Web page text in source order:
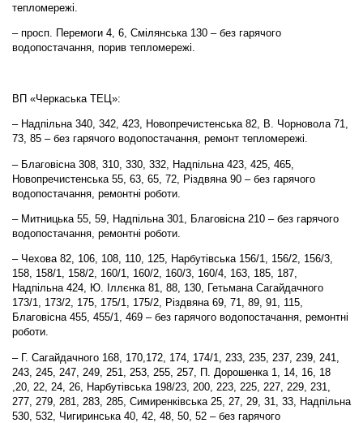
тепломережі.
– просп. Перемоги 4, 6, Смілянська 130 – без гарячого
водопостачання, порив тепломережі.
ВП «Черкаська ТЕЦ»:
– Надпільна 340, 342, 423, Новопречистенська 82, В. Чорновола 71,
73, 85 – без гарячого водопостачання, ремонт тепломережі.
– Благовісна 308, 310, 330, 332, Надпільна 423, 425, 465,
Новопречистенська 55, 63, 65, 72, Різдвяна 90 – без гарячого
водопостачання, ремонтні роботи.
– Митницька 55, 59, Надпільна 301, Благовісна 210 – без гарячого
водопостачання, ремонтні роботи.
– Чехова 82, 106, 108, 110, 125, Нарбутівська 156/1, 156/2, 156/3,
158, 158/1, 158/2, 160/1, 160/2, 160/3, 160/4, 163, 185, 187,
Надпільна 424, Ю. Іллєнка 81, 88, 130, Гетьмана Сагайдачного
173/1, 173/2, 175, 175/1, 175/2, Різдвяна 69, 71, 89, 91, 115,
Благовісна 455, 455/1, 469 – без гарячого водопостачання, ремонтні
роботи.
– Г. Сагайдачного 168, 170,172, 174, 174/1, 233, 235, 237, 239, 241,
243, 245, 247, 249, 251, 253, 255, 257, П. Дорошенка 1, 14, 16, 18
,20, 22, 24, 26, Нарбутівська 198/23, 200, 223, 225, 227, 229, 231,
277, 279, 281, 283, 285, Симиренківська 25, 27, 29, 31, 33, Надпільна
530, 532, Чигиринська 40, 42, 48, 50, 52 – без гарячого